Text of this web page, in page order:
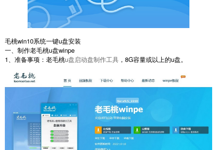
毛桃win10系统一键u盘安装
一、制作老毛桃u盘winpe
1、准备事项：老毛桃u盘启动盘制作工具 ，8G容量或以上的u盘。